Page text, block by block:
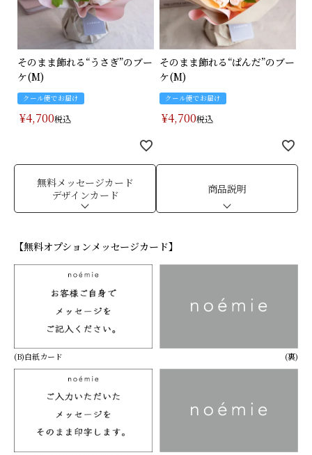
そのまま飾れる“うさぎ”のブー
ケ(M)
クール便でお届け
¥4,700税込
そのまま飾れる“ぱんだ”のブー
ケ(M)
クール便でお届け
¥4,700税込
無料メッセージカード
デザインカード
商品説明
【無料オプションメッセージカード】
(B)白紙カード (裏)